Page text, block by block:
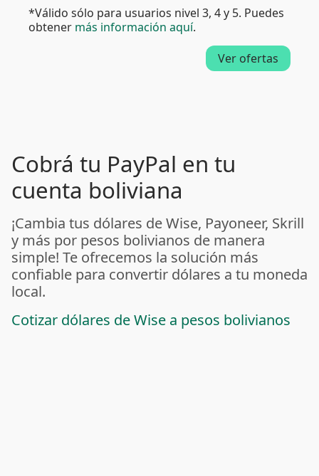
*Válido sólo para usuarios nivel 3, 4 y 5. Puedes
obtener más información aquí.
Ver ofertas
Cobrá tu PayPal en tu
cuenta boliviana
¡Cambia tus dólares de Wise, Payoneer, Skrill
y más por pesos bolivianos de manera
simple! Te ofrecemos la solución más
confiable para convertir dólares a tu moneda
local.
Cotizar dólares de Wise a pesos bolivianos